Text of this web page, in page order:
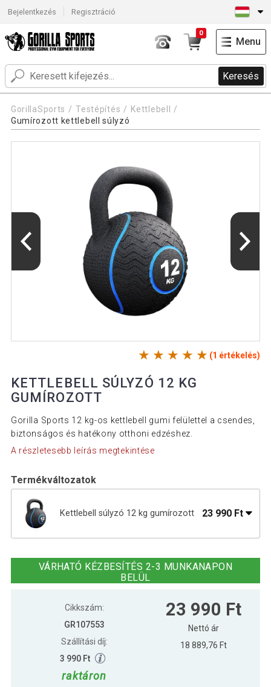
Bejelentkezés Regisztráció
Keresés
0
Menu
GorillaSports Testépítés
Kettlebell
Gumírozott kettlebell súlyzó
(1 értékelés)
KETTLEBELL SÚLYZÓ 12 KG
GUMÍROZOTT
Gorilla Sports 12 kg-os kettlebell gumi felülettel a csendes,
biztonságos és hatékony otthoni edzéshez.
A részletesebb leírás megtekintése
Termékváltozatok
Kettlebell súlyzó 12 kg gumírozott 23 990 Ft
Kettlebell 4 kg gumi bevonattal 15 590 Ft
20 790 Ft
VÁRHATÓ KÉZBESÍTÉS 2-3 MUNKANAPON
BELÜL
Cikkszám:
GR107553
Szállítási díj:
3 990 Ft
raktáron
23 990 Ft
Nettó ár
18 889,76 Ft